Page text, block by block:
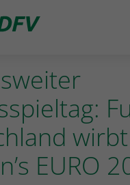
wdfv führt
EURO